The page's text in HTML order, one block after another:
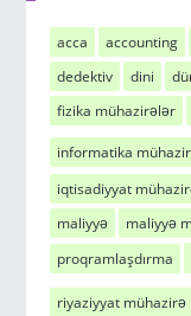
acca accounting
dedektiv
dini
fizika mühazirələr
informatika
iqtisadiyyat
maliyyə
maliyyə
proqramlaşdırma
riyaziyyat mühazirə